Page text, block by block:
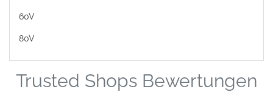
60V
80V
Trusted Shops Bewertungen